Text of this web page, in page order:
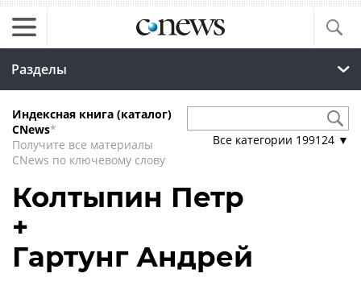
Разделы
Индексная книга (каталог)
CNews*
Получите все материалы
CNews по ключевому слову
Все категории 199124 ▼
Колтыпин Петр
+
Гартунг Андрей